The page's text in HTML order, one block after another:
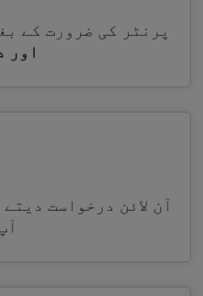
پرنٹر کی ضرورت کے
اور
آن لائن درخواست دیتے